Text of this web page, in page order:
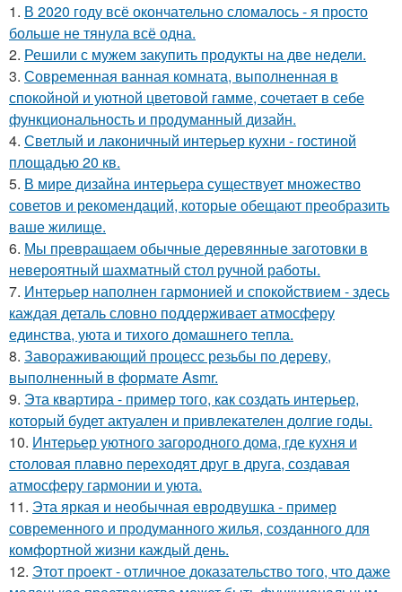
1. В 2020 году всё окончательно сломалось - я просто
больше не тянула всё одна.
2. Решили с мужем закупить продукты на две недели.
3. Современная ванная комната, выполненная в
спокойной и уютной цветовой гамме, сочетает в себе
функциональность и продуманный дизайн.
4. Светлый и лаконичный интерьер кухни - гостиной
площадью 20 кв.
5. В мире дизайна интерьера существует множество
советов и рекомендаций, которые обещают преобразить
ваше жилище.
6. Мы превращаем обычные деревянные заготовки в
невероятный шахматный стол ручной работы.
7. Интерьер наполнен гармонией и спокойствием - здесь
каждая деталь словно поддерживает атмосферу
единства, уюта и тихого домашнего тепла.
8. Завораживающий процесс резьбы по дереву,
выполненный в формате Asmr.
9. Эта квартира - пример того, как создать интерьер,
который будет актуален и привлекателен долгие годы.
10. Интерьер уютного загородного дома, где кухня и
столовая плавно переходят друг в друга, создавая
атмосферу гармонии и уюта.
11. Эта яркая и необычная евродвушка - пример
современного и продуманного жилья, созданного для
комфортной жизни каждый день.
12. Этот проект - отличное доказательство того, что даже